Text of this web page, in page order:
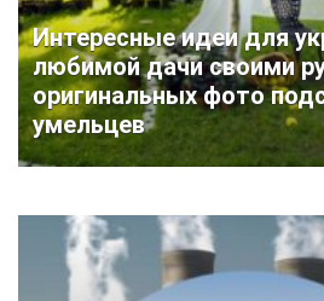
Интересные идеи для
любимой дачи своими
оригинальных фото
умельцев